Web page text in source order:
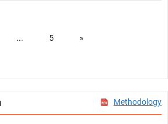
... 5 »
Methodology